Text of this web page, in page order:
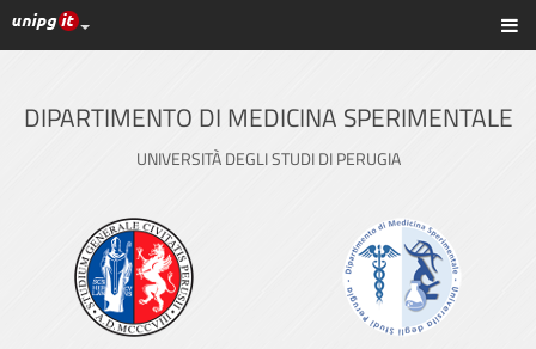
Vai
al
principale
Link ai principali servizi web di Ateneo
DIPARTIMENTO DI MEDICINA SPERIMENTALE
UNIVERSITÀ DEGLI STUDI DI PERUGIA